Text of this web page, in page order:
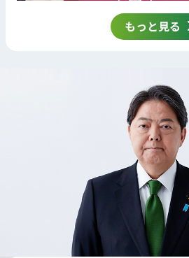
もっと見る